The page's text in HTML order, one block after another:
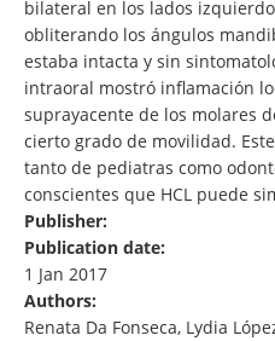
bilateral en los lados
obliterando los ángulos
estaba intacta y sin
intraoral mostró inflamación
suprayacente de los molares
cierto grado de movilidad.
tanto de pediatras como
conscientes que HCL puede
Publisher:
Publication date:
1 Jan 2017
Authors:
Renata Da Fonseca, Lydia